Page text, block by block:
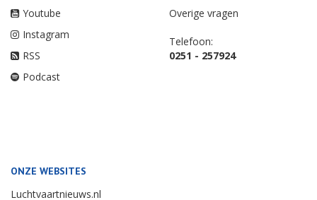
Youtube
Instagram
RSS
Podcast
Overige vragen
Telefoon:
0251 - 257924
ONZE WEBSITES
Luchtvaartnieuws.nl